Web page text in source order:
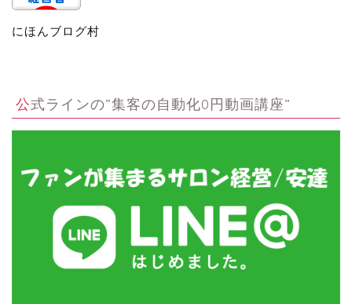
にほんブログ村
公式ラインの”集客の自動化0円動画講座”